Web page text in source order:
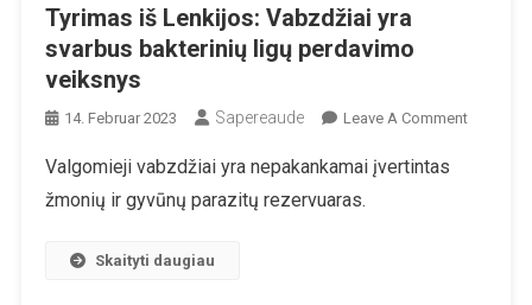
Tyrimas iš Lenkijos: Vabzdžiai yra
svarbus bakterinių ligų perdavimo
veiksnys
14. Februar 2023 Sapereaude Leave A CommentOn
Valgomieji vabzdžiai yra nepakankamai įvertintas
žmonių ir gyvūnų parazitų rezervuaras.
Skaityti daugiau